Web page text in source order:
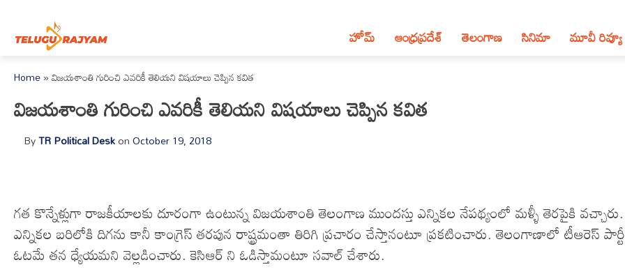
హోమ్ ఆంధ్ర‌ప్ర‌దేశ్‌ తెలంగాణ‌ సినిమా మూవీ రివ్యూ
Home»విజయశాంతి గురించి ఎవరికీ తెలియని విషయాలు చెప్పిన కవిత
విజయశాంతి గురించి ఎవరికీ తెలియని విషయాలు చెప్పిన కవిత
ByTR Political DeskonOctober 19, 2018
గత కొన్నేళ్లుగా రాజకీయాలకు దూరంగా ఉంటున్న విజయశాంతి తెలంగాణ ముందస్తు ఎన్నికల నేపథ్యంలో మళ్ళీ తెరపైకి వచ్చారు.
ఎన్నికల బరిలోకి దిగను కానీ కాంగ్రెస్ తరపున రాష్ట్రమంతా తిరిగి ప్రచారం చేస్తానంటూ ప్రకటించారు. తెలంగాణాలో టీఆరెస్ పార్టీ
ఓటమే తన ధ్యేయమని వెల్లడించారు. కెసిఆర్ ని ఓడిస్తామంటూ సవాల్ చేశారు.